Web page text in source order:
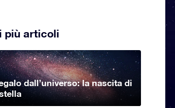
più articoli
dall’universo: la nascita di